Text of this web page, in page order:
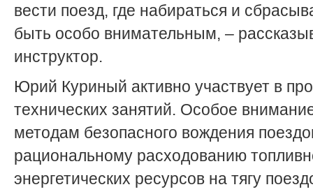
вести поезд, где набираться и
быть особо внимательным, –
инструктор.
Юрий Куриный активно участвует в
технических занятий. Особое
методам безопасного вождения
рациональному расходованию
энергетических ресурсов на тягу